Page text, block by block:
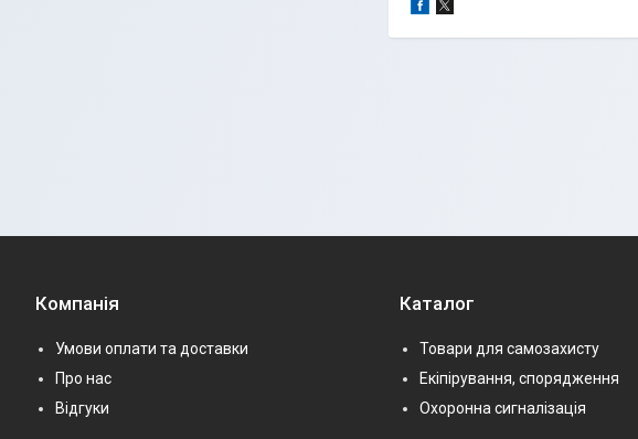
Компанія
Умови оплати та доставки
Про нас
Відгуки
Каталог
Товари для самозахисту
Екіпірування, спорядження
Охоронна сигналізація